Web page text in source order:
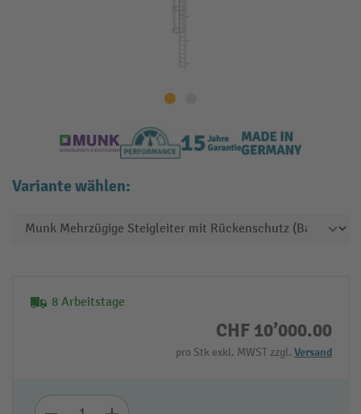
Variante wählen:
8 Arbeitstage
CHF 10’000.00
pro Stk exkl. MWST zzgl. Versand